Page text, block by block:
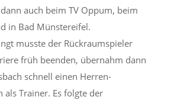
auch beim TV Oppum, beim
in Bad Münstereifel.
musste der Rückraumspieler
früh beenden, übernahm dann
schnell einen Herren-
als Trainer. Es folgte der